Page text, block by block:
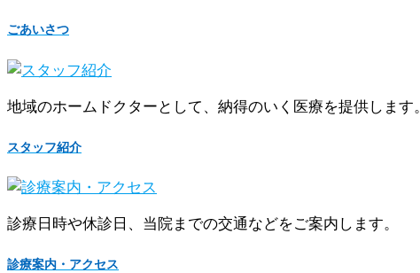
ごあいさつ
地域のホームドクターとして、納得のいく医療を提供します。
スタッフ紹介
診療日時や休診日、当院までの交通などをご案内します。
診療案内・アクセス